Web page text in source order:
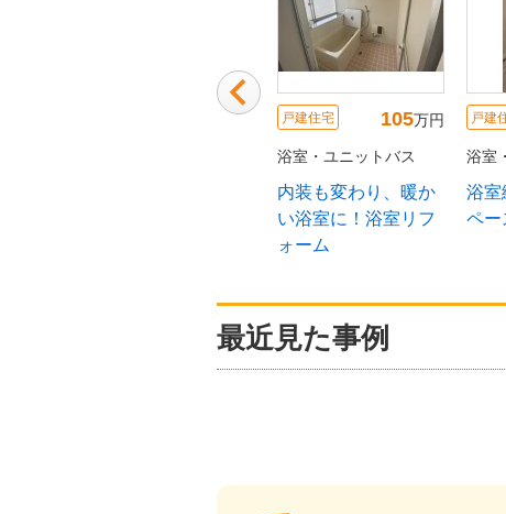
万円 戸建住宅 105万円
浴室・ユニットバス
内装も変わり、暖か
い浴室に！浴室リフ
ォーム
戸建
浴室
浴室
ペー
最近見た事例